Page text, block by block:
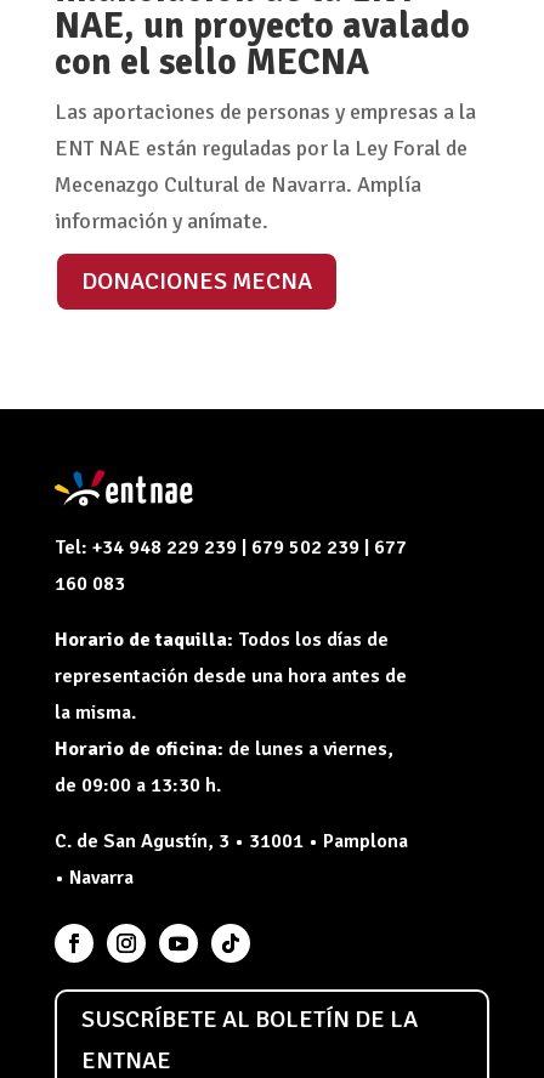
NAE, un proyecto avalado
con el sello MECNA
Las aportaciones de personas y empresas a la
ENT NAE están reguladas por la Ley Foral de
Mecenazgo Cultural de Navarra. Amplía
información y anímate.
DONACIONES MECNA
Tel: +34 948 229 239 | 679 502 239 | 677
160 083
Horario de taquilla: Todos los días de
representación desde una hora antes de
la misma.
Horario de oficina: de lunes a viernes,
de 09:00 a 13:30 h.
C. de San Agustín, 3 • 31001 • Pamplona
• Navarra
SUSCRÍBETE AL BOLETÍN DE LA
ENTNAE